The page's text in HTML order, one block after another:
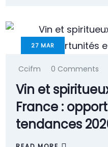
27 MAR
Ccifm 0 Comments
Vin et
France :
tendances